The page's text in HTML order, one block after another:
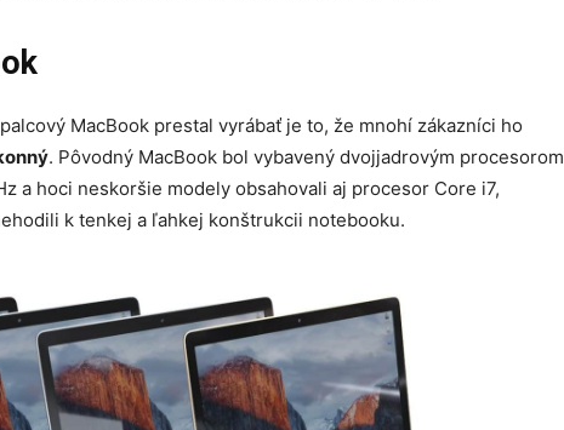
MacBook prestal vyrábať je to, že mnohí zákazníci ho
. Pôvodný MacBook bol vybavený dvojjadrovým procesorom
a hoci neskoršie modely obsahovali aj procesor Core i7,
k tenkej a ľahkej konštrukcii notebooku.